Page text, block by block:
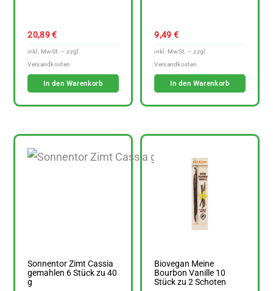
20,89€
In den Warenkorb
9,49 €
In den Warenkorb
Sonnentor Zimt Cassia
gemahlen 6 Stück zu 40
g
Biovegan Meine
Bourbon Vanille 10
Stück zu 2 Schoten